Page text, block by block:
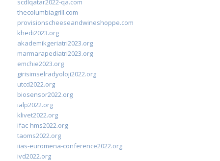
thecolumbiagrill.com
provisionscheeseandwineshoppe.com
khedi2023.org
akademikgeriatri2023.org
marmarapediatri2023.org
emchie2023.org
girisimselradyoloji2022.org
utcd2022.org
biosensor2022.org
ialp2022.org
klivet2022.org
ifac-hms2022.org
taoms2022.org
iias-euromena-conference2022.org
ivd2022.org